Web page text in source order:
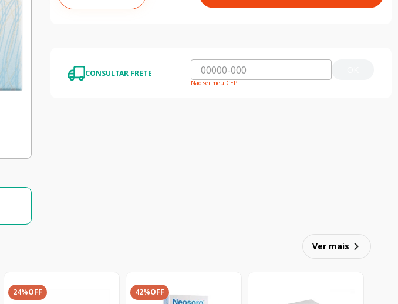
CONSULTAR FRETE
Não sei meu CEP
Ver mais
24%OFF 42%OFF